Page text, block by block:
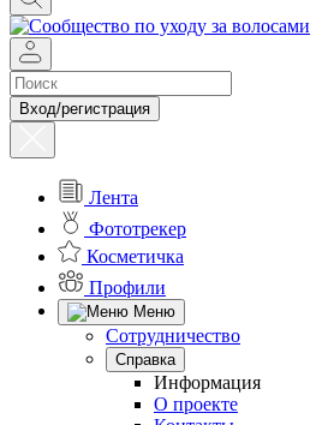
Вход/регистрация
Лента
Фототрекер
Косметичка
Профили
Меню
Сотрудничество
Справка
Информация
О проекте